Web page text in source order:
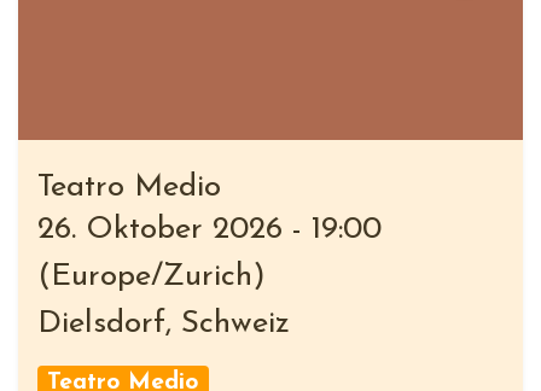
Teatro Medio
26. Oktober 2026 - 19:00
( Europe/Zurich )
Dielsdorf, Schweiz
Teatro Medio